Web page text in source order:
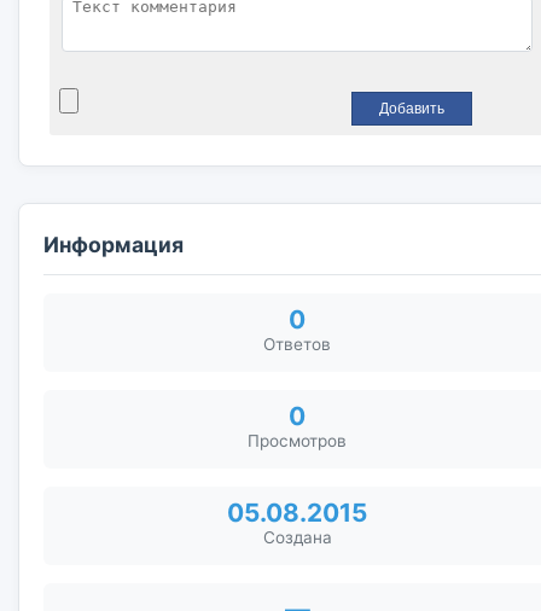
Информация
0
Ответов
0
Просмотров
05.08.2015
Создана